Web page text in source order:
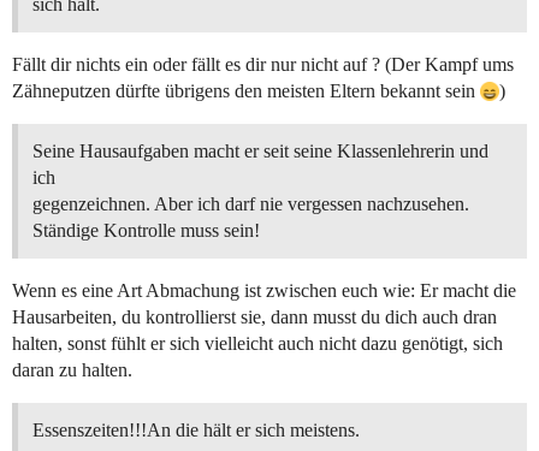
sich hält.
Fällt dir nichts ein oder fällt es dir nur nicht auf ? (Der Kampf ums
Zähneputzen dürfte übrigens den meisten Eltern bekannt sein
)
Seine Hausaufgaben macht er seit seine Klassenlehrerin und
ich
gegenzeichnen. Aber ich darf nie vergessen nachzusehen.
Ständige Kontrolle muss sein!
Wenn es eine Art Abmachung ist zwischen euch wie: Er macht die
Hausarbeiten, du kontrollierst sie, dann musst du dich auch dran
halten, sonst fühlt er sich vielleicht auch nicht dazu genötigt, sich
daran zu halten.
Essenszeiten!!!An die hält er sich meistens.